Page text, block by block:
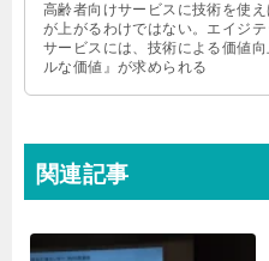
高齢者向けサービスに技術を使
が上がるわけではない。エイジテ
サービスには、技術による価値
ルな価値』が求められる
関連記事